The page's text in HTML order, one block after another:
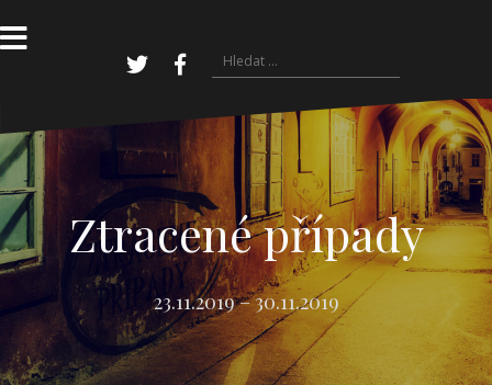
k
obsahu
TwitterFacebook
Vyhledávání
Ztracené případy
23.11.2019 – 30.11.2019